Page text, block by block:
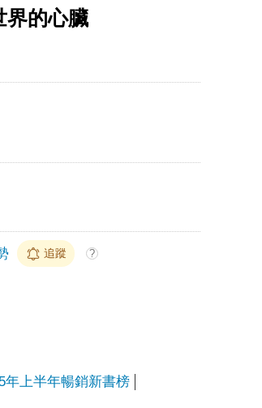
界的心臟
追蹤 ?
年上半年暢銷新書榜